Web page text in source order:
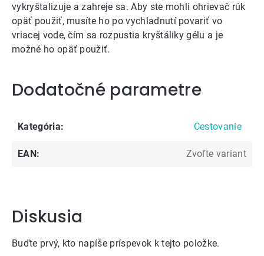
vykryštalizuje a zahreje sa. Aby ste mohli ohrievač rúk
opäť použiť, musíte ho po vychladnutí povariť vo
vriacej vode, čím sa rozpustia kryštáliky gélu a je
možné ho opäť použiť.
Dodatočné parametre
Kategória: Cestovanie
EAN: Zvoľte variant
Diskusia
Buďte prvý, kto napíše príspevok k tejto položke.